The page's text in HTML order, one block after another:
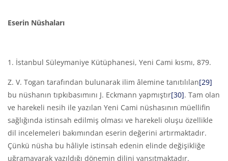
Eserin Nüshaları
1. İstanbul Süleymaniye Kütüphanesi, Yeni Cami kısmı, 879.
Z. V. Togan tarafından bulunarak ilim âlemine tanıtılılan[29]
bu nüshanın tıpkıbasımını J. Eckmann yapmıştır[30]. Tam olan
ve harekeli nesih ile yazılan Yeni Cami nüshasının müellifin
sağlığında istinsah edilmiş olması ve harekeli oluşu özellikle
dil incelemeleri bakımından eserin değerini artırmaktadır.
Çünkü nüsha bu hâliyle istinsah edenin elinde değişikliğe
uğramayarak yazıldığı dönemin dilini yansıtmaktadır.